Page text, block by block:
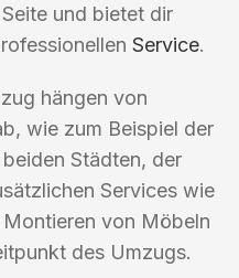
und bietet dir
Service.
hängen von
wie zum Beispiel der
Städten, der
Services wie
von Möbeln
des Umzugs.